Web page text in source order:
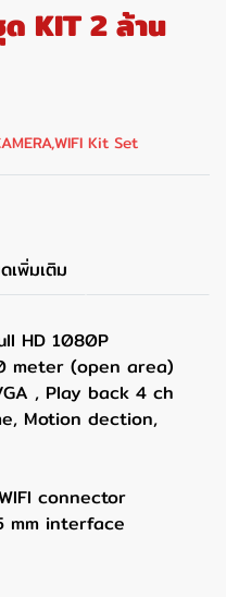
KIT 2 ล้าน
,WIFI Kit Set
เพิ่มเติม
HD 1080P
meter (open area)
, Play back 4 ch
Motion dection,
connector
mm interface